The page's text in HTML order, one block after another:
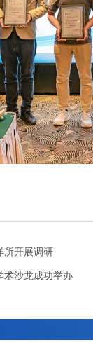
所开展调研
术沙龙成功举办